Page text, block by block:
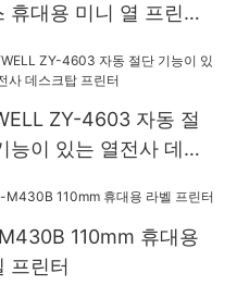
휴대용 미니 열 프린터
프린터
ZY-4603 자동 절
능이 있는 열전사 데스
110mm 휴대용
프린터